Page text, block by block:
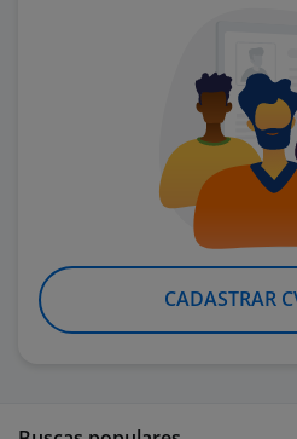
CADASTRAR